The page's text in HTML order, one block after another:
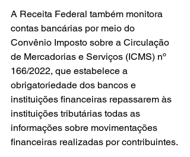
A Receita Federal também monitora
contas bancárias por meio do
Convênio Imposto sobre a Circulação
de Mercadorias e Serviços (ICMS) nº
166/2022, que estabelece a
obrigatoriedade dos bancos e
instituições financeiras repassarem às
instituições tributárias todas as
informações sobre movimentações
financeiras realizadas por contribuintes.